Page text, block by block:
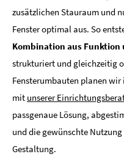
zusätzlichen Stauraum und
Fenster optimal aus. So
Kombination aus Funktion
strukturiert und gleichzeitig
Fensterumbauten planen
mit unserer
passgenaue Lösung,
und die gewünschte
Gestaltung.